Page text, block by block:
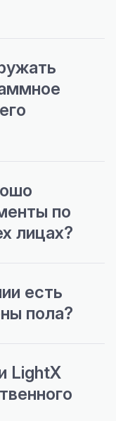
по
лицах?
есть
пола?
LightX